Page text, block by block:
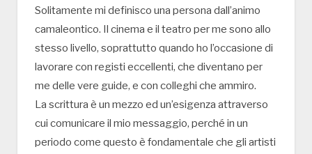
Solitamente mi definisco una persona dall’animo
camaleontico. Il cinema e il teatro per me sono allo
stesso livello, soprattutto quando ho l’occasione di
lavorare con registi eccellenti, che diventano per
me delle vere guide, e con colleghi che ammiro.
La scrittura è un mezzo ed un’esigenza attraverso
cui comunicare il mio messaggio, perché in un
periodo come questo è fondamentale che gli artisti